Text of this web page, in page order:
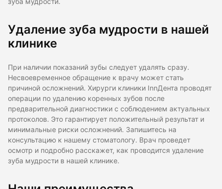
зуба мудрости.
Удаление зуба мудрости в нашей
клинике
При наличии показаний зубы следует удалять сразу.
Несвоевременное обращение к врачу может стать
причиной осложнений. Хирурги клиники InnДента проводят
операции по удалению коренных зубов после
предварительной диагностики с соблюдением актуальных
протоколов. Это гарантирует положительный результат и
минимальные риски осложнений. Запишитесь на
консультацию к нашему стоматологу. Врач проведет
осмотр и подробно расскажет, как проводится удаление
зуба мудрости в нашей клинике.